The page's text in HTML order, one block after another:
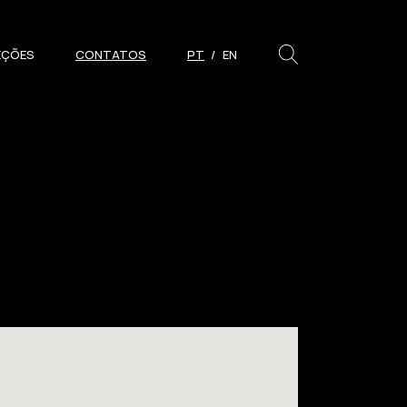
CONTATOS PT
EN